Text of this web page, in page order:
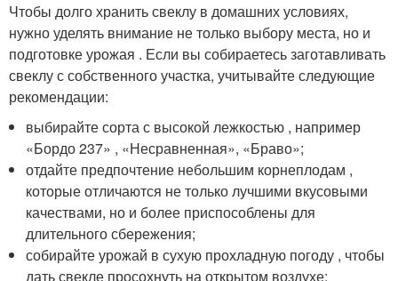
Чтобы долго хранить свеклу в домашних условиях,
нужно уделять внимание не только выбору места, но и
подготовке урожая . Если вы собираетесь заготавливать
свеклу с собственного участка, учитывайте следующие
рекомендации:
выбирайте сорта с высокой лежкостью , например
«Бордо 237» , «Несравненная», «Браво»;
отдайте предпочтение небольшим корнеплодам ,
которые отличаются не только лучшими вкусовыми
качествами, но и более приспособлены для
длительного сбережения;
собирайте урожай в сухую прохладную погоду , чтобы
дать свекле просохнуть на открытом воздухе;